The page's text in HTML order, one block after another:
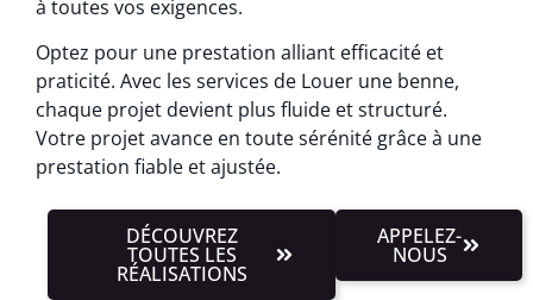
à toutes vos exigences.
Optez pour une prestation alliant efficacité et
praticité. Avec les services de Louer une benne,
chaque projet devient plus fluide et structuré.
Votre projet avance en toute sérénité grâce à une
prestation fiable et ajustée.
DÉCOUVREZ
TOUTES LES
RÉALISATIONS
APPELEZ-
NOUS